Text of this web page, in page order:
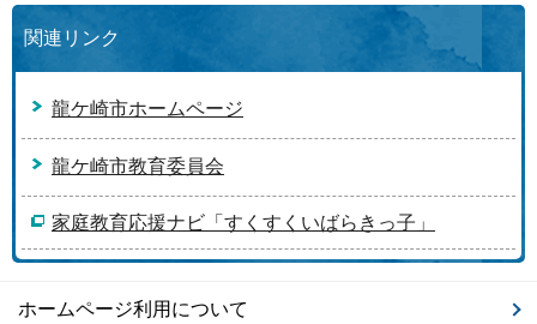
関連リンク
龍ケ崎市ホームページ
龍ケ崎市教育委員会
家庭教育応援ナビ「すくすくいばらきっ子」
ホームページ利用について